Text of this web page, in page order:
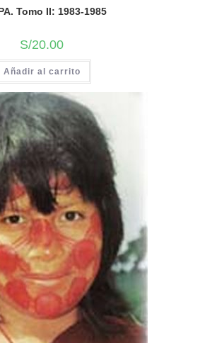
Tomo II: 1983-1985
S/20.00
Añadir al carrito